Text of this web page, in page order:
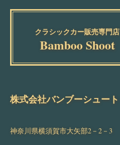
クラシックカー販売専門店
Bamboo Shoot
株式会社バンブーシュート
神奈川県横須賀市大矢部2－2－3